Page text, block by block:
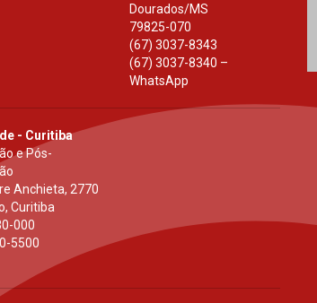
Dourados/MS
79825-070
(67) 3037-8343
(67) 3037-8340 –
WhatsApp
- Curitiba
e Pós-
Anchieta, 2770
Curitiba
000
5500